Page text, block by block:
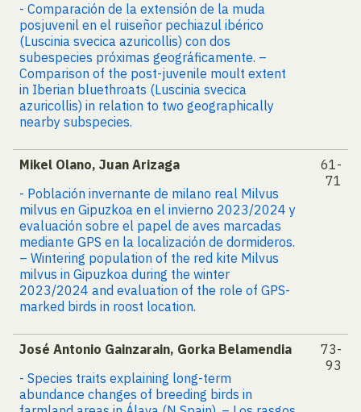
- Comparación de la extensión de la muda
posjuvenil en el ruiseñor pechiazul ibérico
(Luscinia svecica azuricollis) con dos
subespecies próximas geográficamente. –
Comparison of the post-juvenile moult extent
in Iberian bluethroats (Luscinia svecica
azuricollis) in relation to two geographically
nearby subspecies.
Mikel Olano, Juan Arizaga
- Población invernante de milano real Milvus
milvus en Gipuzkoa en el invierno 2023/2024 y
evaluación sobre el papel de aves marcadas
mediante GPS en la localización de dormideros.
– Wintering population of the red kite Milvus
milvus in Gipuzkoa during the winter
2023/2024 and evaluation of the role of GPS-
marked birds in roost location.
61-
71
José Antonio Gainzarain, Gorka Belamendia
- Species traits explaining long-term
abundance changes of breeding birds in
73-
93